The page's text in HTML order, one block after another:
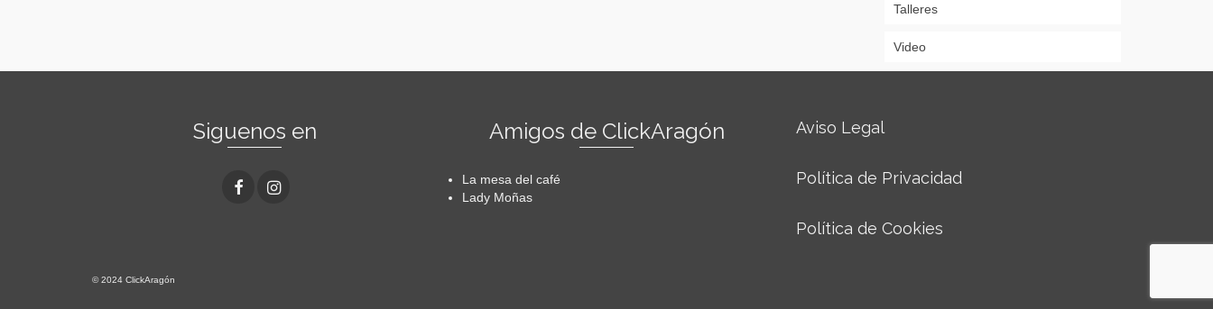
Talleres
Video
Siguenos en Amigos de ClickAragón
La mesa del café
Lady Moñas
Aviso Legal
Política de Privacidad
Política de Cookies
© 2024 ClickAragón